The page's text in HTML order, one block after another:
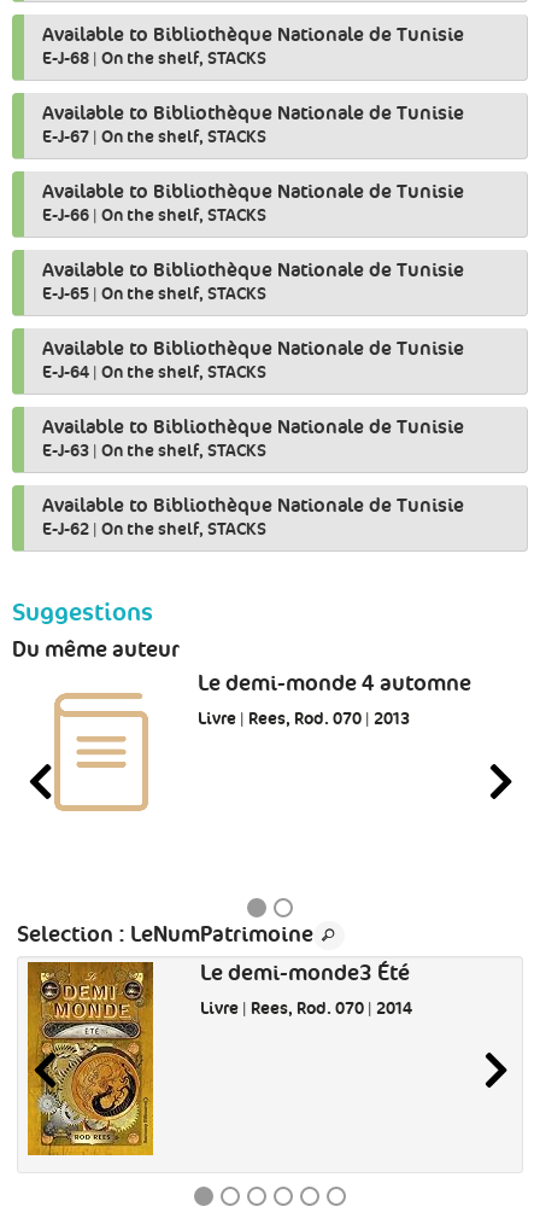
Available to Bibliothèque Nationale de Tunisie
E-J-68 | On the shelf, STACKS
Available to Bibliothèque Nationale de Tunisie
E-J-67 | On the shelf, STACKS
Available to Bibliothèque Nationale de Tunisie
E-J-66 | On the shelf, STACKS
Available to Bibliothèque Nationale de Tunisie
E-J-65 | On the shelf, STACKS
Available to Bibliothèque Nationale de Tunisie
E-J-64 | On the shelf, STACKS
Available to Bibliothèque Nationale de Tunisie
E-J-63 | On the shelf, STACKS
Available to Bibliothèque Nationale de Tunisie
E-J-62 | On the shelf, STACKS
Suggestions
Du même auteur
Le demi-monde 4 automne
Livre | Rees, Rod. 070 | 2013
Selection : LeNumPatrimoine
Le demi-monde3 Été
Livre | Rees, Rod. 070 | 2014